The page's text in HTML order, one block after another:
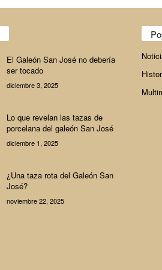
El Galeón San José no debería
ser tocado
diciembre 3, 2025
Lo que revelan las tazas de
porcelana del galeón San José
diciembre 1, 2025
¿Una taza rota del Galeón San
José?
noviembre 22, 2025